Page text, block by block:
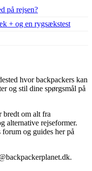
på rejsen?
+ og en rygsækstest
hvor backpackers kan
og stil dine spørgsmål på
bredt om alt fra
alternative rejseformer.
og guides her på